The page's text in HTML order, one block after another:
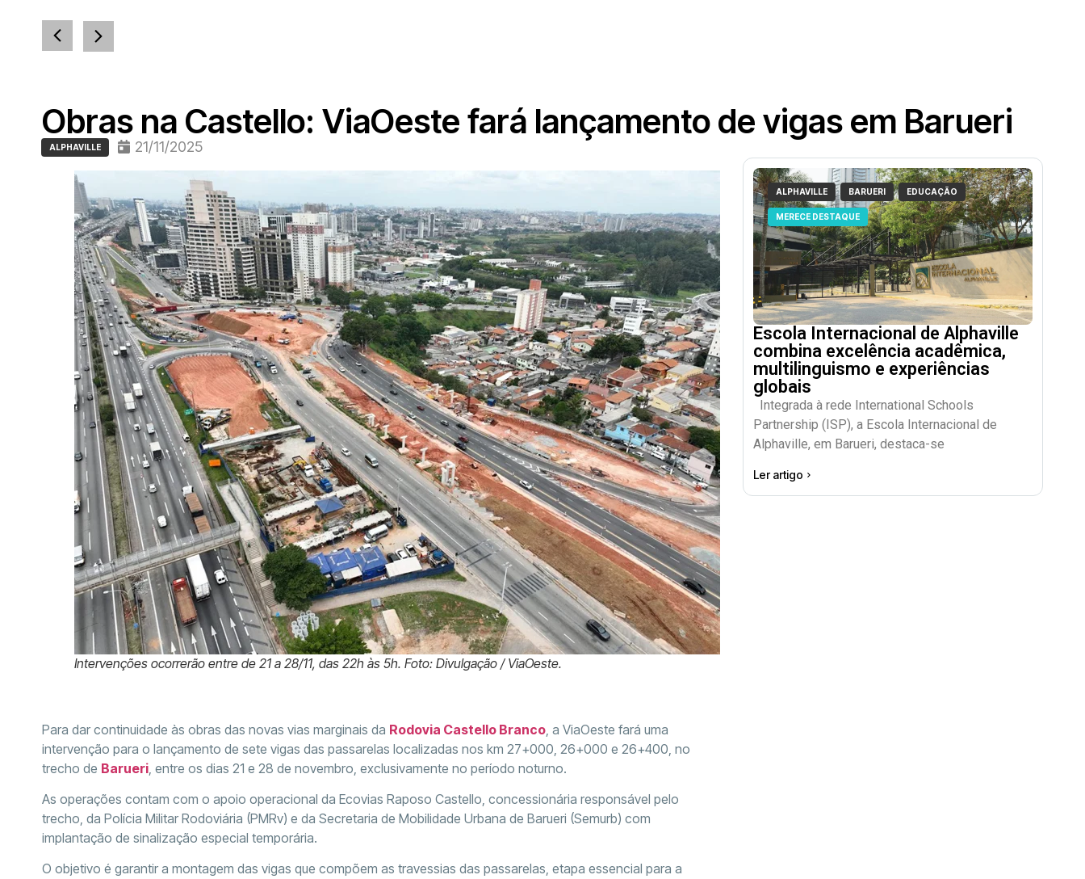
Obras na Castello: ViaOeste fará lançamento de vigas em Barueri
ALPHAVILLE 21/11/2025
Intervenções ocorrerão entre de 21 a 28/11, das 22h às 5h. Foto: Divulgação / ViaOeste.
Para dar continuidade às obras das novas vias marginais da Rodovia Castello Branco , a ViaOeste fará uma
intervenção para o lançamento de sete vigas das passarelas localizadas nos km 27+000, 26+000 e 26+400, no
trecho de Barueri , entre os dias 21 e 28 de novembro, exclusivamente no período noturno.
As operações contam com o apoio operacional da Ecovias Raposo Castello, concessionária responsável pelo
trecho, da Polícia Militar Rodoviária (PMRv) e da Secretaria de Mobilidade Urbana de Barueri (Semurb) com
implantação de sinalização especial temporária.
O objetivo é garantir a montagem das vigas que compõem as travessias das passarelas, etapa essencial para a
ALPHAVILLE BARUERI EDUCAÇÃO
MERECE DESTAQUE
Escola Internacional de Alphaville
combina excelência acadêmica,
multilinguismo e experiências
globais
Integrada à rede International Schools
Partnership (ISP), a Escola Internacional de
Alphaville, em Barueri, destaca-se
Ler artigo